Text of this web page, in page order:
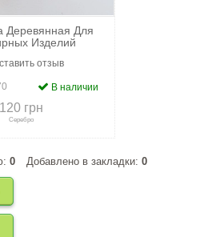
Деревянная Для
Изделий
отзыв
В наличии
120 грн
Серебро
0 Добавлено в закладки: 0